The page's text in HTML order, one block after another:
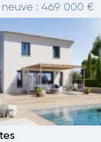
neuve : 469 000 €